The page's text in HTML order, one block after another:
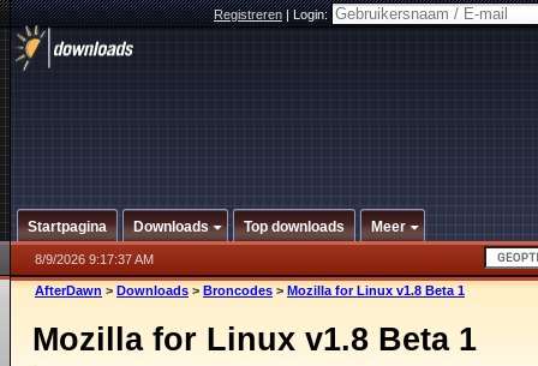
Registreren|Login:
Startpagina Downloads Top downloads Meer
8/9/2026 9:17:37 AM
AfterDawn > Downloads > Broncodes > Mozilla for Linux v1.8 Beta 1
Mozilla for Linux v1.8 Beta 1